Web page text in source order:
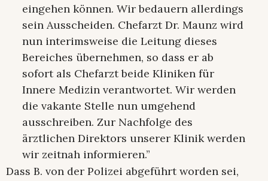
eingehen können. Wir bedauern allerdings
sein Ausscheiden. Chefarzt Dr. Maunz wird
nun interimsweise die Leitung dieses
Bereiches übernehmen, so dass er ab
sofort als Chefarzt beide Kliniken für
Innere Medizin verantwortet. Wir werden
die vakante Stelle nun umgehend
ausschreiben. Zur Nachfolge des
ärztlichen Direktors unserer Klinik werden
wir zeitnah informieren.”
Dass B. von der Polizei abgeführt worden sei,